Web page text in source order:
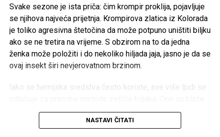
svojoj zajednici.
Položaj: Kalaši se nalaze u okrugu Chitral u provinciji
Khyber Pakhtunkhwa u Pakistanu, tačnije u tri doline:
Bumburet, Rumbur i Birir.
Svake sezone je ista priča: čim krompir proklija, pojavljuje
se njihova najveća prijetnja. Krompirova zlatica iz Kolorada
je toliko agresivna štetočina da može potpuno uništiti biljku
ako se ne tretira na vrijeme. S obzirom na to da jedna
ženka može položiti i do nekoliko hiljada jaja, jasno je da se
ovaj insekt širi nevjerovatnom brzinom.
Iako se hemijska sredstva često koriste, sve više ljudi se
za tlo, korisne insekte i okoliš, a uz pravilnu upotrebu
mogu biti vrlo učinkovite u smanjenju pojave štetočina.
NASTAVI ČITATI